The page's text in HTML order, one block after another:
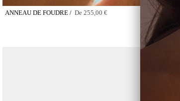
ANNEAU DE FOUDRE / De 255,00 €